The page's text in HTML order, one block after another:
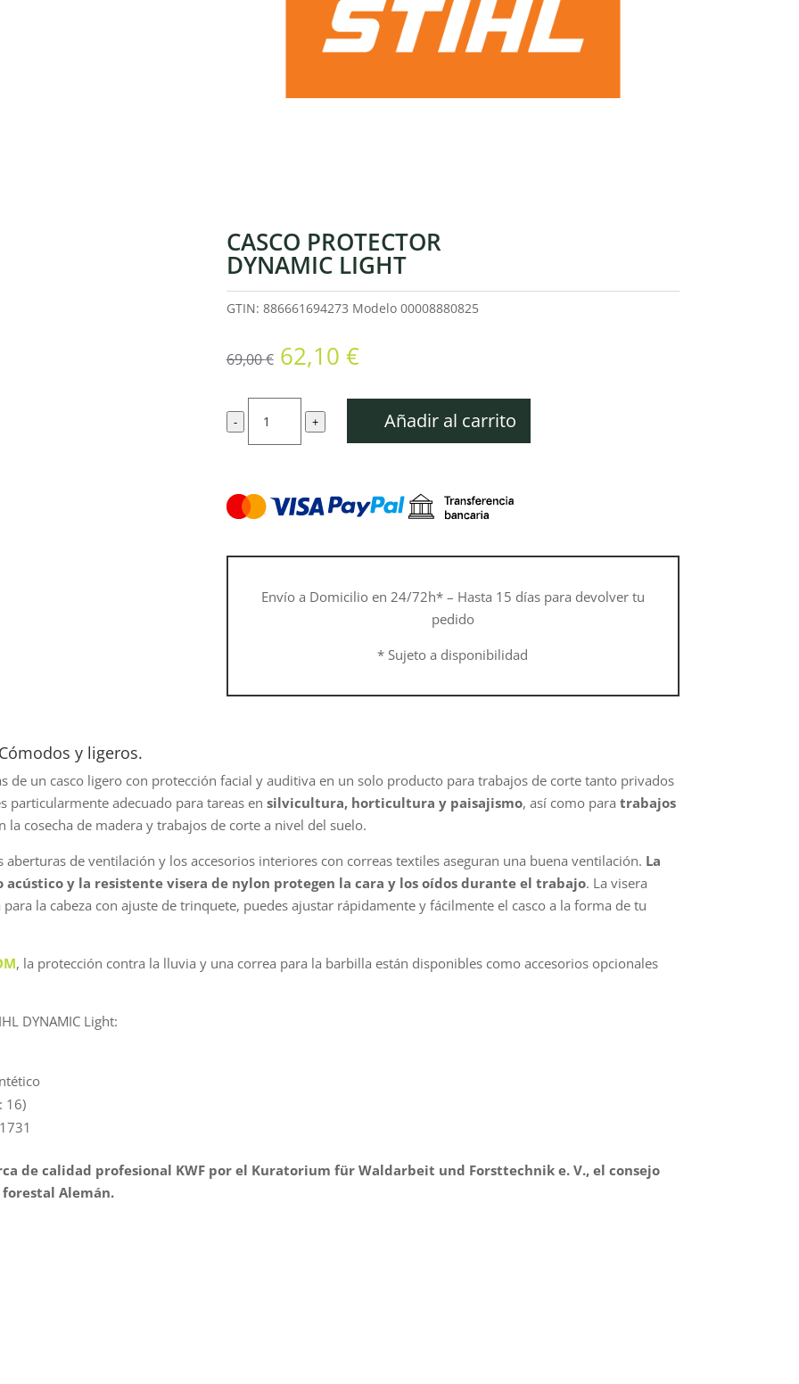
CASCO PROTECTOR
DYNAMIC LIGHT
GTIN: 886661694273 Modelo 00008880825
69,00€ El
precio
original
era:
69,00 €.
62,10 €El
actual
es:
62,10 €.
-
protector
cantidad
+ Añadir al carrito
Envío a Domicilio en 24/72h* – Hasta 15 días para devolver tu
pedido
* Sujeto a disponibilidad
y ligeros.
de un casco ligero con protección facial y auditiva en un solo producto para trabajos de corte tanto privados
particularmente adecuado para tareas en silvicultura, horticultura y paisajismo, así como para trabajos
la cosecha de madera y trabajos de corte a nivel del suelo.
aberturas de ventilación y los accesorios interiores con correas textiles aseguran una buena ventilación. La
y la resistente visera de nylon protegen la cara y los oídos durante el trabajo. La visera
la cabeza con ajuste de trinquete, puedes ajustar rápidamente y fácilmente el casco a la forma de tu
, la protección contra la lluvia y una correa para la barbilla están disponibles como accesorios opcionales
DYNAMIC Light:
16)
de calidad profesional KWF por el Kuratorium für Waldarbeit und Forsttechnik e. V., el consejo
Alemán.